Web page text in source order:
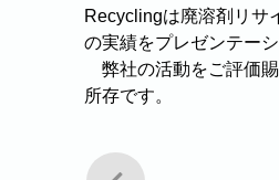
Recyclingは廃溶剤リサ
の実績をプレゼンテーシ
弊社の活動をご評価
所存です。